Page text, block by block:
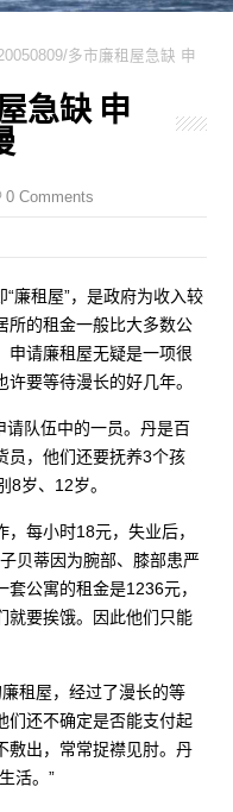
多市廉租屋急缺 申
急缺 申
0 Comments
廉租屋”，是政府为收入较
所的租金一般比大多数公
申请廉租屋无疑是一项很
要等待漫长的好几年。
队伍中的一员。丹是百
员，他们还要抚养3个孩
8岁、12岁。
每小时18元，失业后，
贝蒂因为腕部、膝部患严
公寓的租金是1236元，
就要挨饿。因此他们只能
租屋，经过了漫长的等
们还不确定是否能支付起
敷出，常常捉襟见肘。丹
活。”